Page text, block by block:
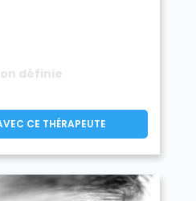
définie
CE THÉRAPEUTE